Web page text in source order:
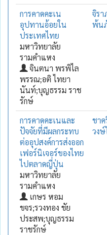
การคาดคะเน
อุปทานอ้อยใน
ประเทศไทย
มหาวิทยาลัย
รามคำแหง
จินตนา พรพิไล
พรรณ;อติ ไทยา
นันท์;บุญธรรม ราช
รักษ์
จิร
พ้น
การคาดคะเนและ
ปัจจัยที่มีผลกระทบ
ต่ออุปสงค์การส่งออก
เฟอร์นิเจอร์ของไทย
ไปตลาดญี่ปุ่น
มหาวิทยาลัย
รามคำแหง
เกษร หอม
ขจร;รวงทอง ชัย
ประสพ;บุญธรรม
ราชรักษ์
ชา
วง